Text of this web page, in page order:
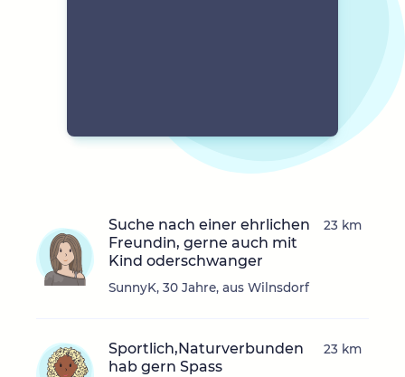
Suche nach einer ehrlichen
Freundin, gerne auch mit
Kind oderschwanger
SunnyK, 30 Jahre, aus Wilnsdorf
23 km
Sportlich,Naturverbunden
hab gern Spass
23 km